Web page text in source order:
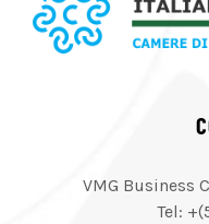
VMG Business
Tel: